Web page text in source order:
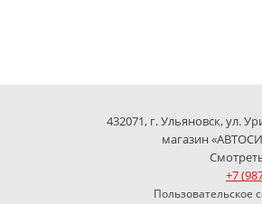
432071, г. Ульяновск, ул.
магазин
+7
Пользовательское